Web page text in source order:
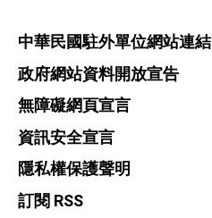
中華民國駐外單位網站連結
政府網站資料開放宣告
無障礙網頁宣言
資訊安全宣言
隱私權保護聲明
訂閱 RSS